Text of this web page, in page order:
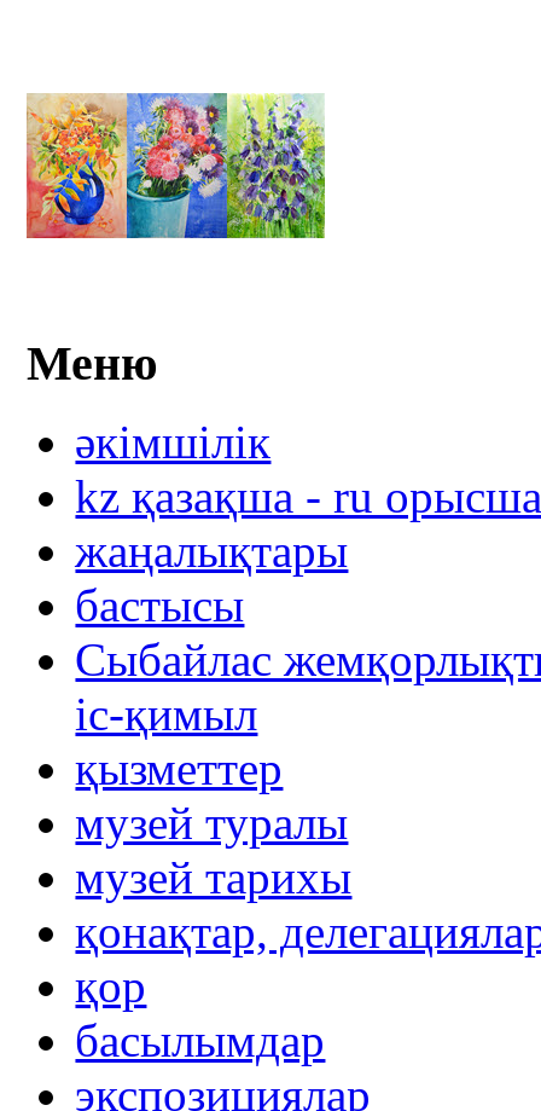
Меню
әкімшілік
kz қазақша - ru
жаңалықтары
бастысы
Сыбайлас
іс-қимыл
қызметтер
музей туралы
музей тарихы
қонақтар,
қор
басылымдар
экспозициялар